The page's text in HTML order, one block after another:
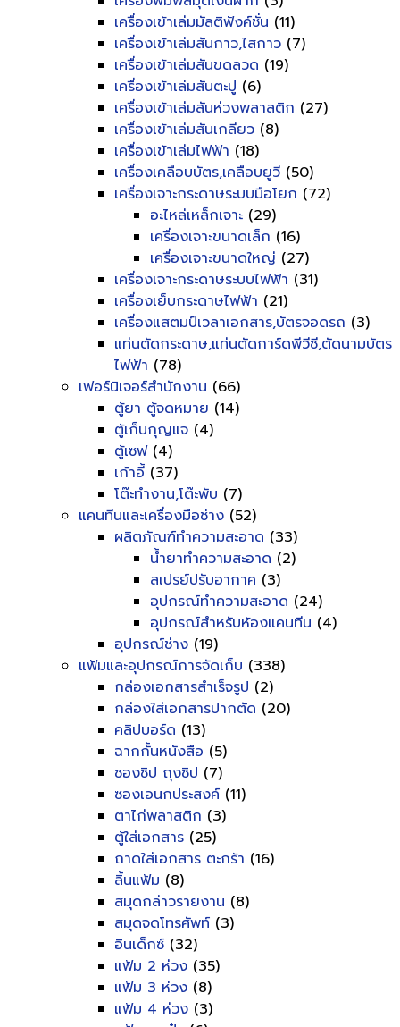
เครื่องเข้าเล่มมัลติฟังค์ชั่น (11)
เครื่องเข้าเล่มสันกาว,ไสกาว (7)
เครื่องเข้าเล่มสันขดลวด (19)
เครื่องเข้าเล่มสันตะปู (6)
เครื่องเข้าเล่มสันห่วงพลาสติก (27)
เครื่องเข้าเล่มสันเกลียว (8)
เครื่องเข้าเล่มไฟฟ้า (18)
เครื่องเคลือบบัตร,เคลือบยูวี (50)
เครื่องเจาะกระดาษระบบมือโยก (72)
อะไหล่เหล็กเจาะ (29)
เครื่องเจาะขนาดเล็ก (16)
เครื่องเจาะขนาดใหญ่ (27)
เครื่องเจาะกระดาษระบบไฟฟ้า (31)
เครื่องเย็บกระดาษไฟฟ้า (21)
เครื่องแสตมป์เวลาเอกสาร,บัตรจอดรถ (3)
แท่นตัดกระดาษ,แท่นตัดการ์ดพีวีซี,ตัดนามบัตร
ไฟฟ้า (78)
เฟอร์นิเจอร์สำนักงาน (66)
ตู้ยา ตู้จดหมาย (14)
ตู้เก็บกุญแจ (4)
ตู้เซฟ(4)
เก้าอี้ (37)
โต๊ะทำงาน,โต๊ะพับ (7)
แคนทีนและเครื่องมือช่าง (52)
ผลิตภัณฑ์ทำความสะอาด (33)
น้ำยาทำความสะอาด (2)
สเปรย์ปรับอากาศ (3)
อุปกรณ์ทำความสะอาด (24)
อุปกรณ์สำหรับห้องแคนทีน (4)
อุปกรณ์ช่าง (19)
แฟ้มและอุปกรณ์การจัดเก็บ (338)
กล่องเอกสารสำเร็จรูป (2)
กล่องใส่เอกสารปากตัด (20)
คลิปบอร์ด (13)
ฉากกั้นหนังสือ (5)
ซองซิป ถุงซิป (7)
ซองเอนกประสงค์ (11)
ตาไก่พลาสติก (3)
ตู้ใส่เอกสาร (25)
ถาดใส่เอกสาร ตะกร้า (16)
ลิ้นแฟ้ม (8)
สมุดกล่าวรายงาน (8)
สมุดจดโทรศัพท์ (3)
อินเด็กซ์ (32)
แฟ้ม 2 ห่วง (35)
แฟ้ม 3 ห่วง (8)
แฟ้ม 4 ห่วง (3)